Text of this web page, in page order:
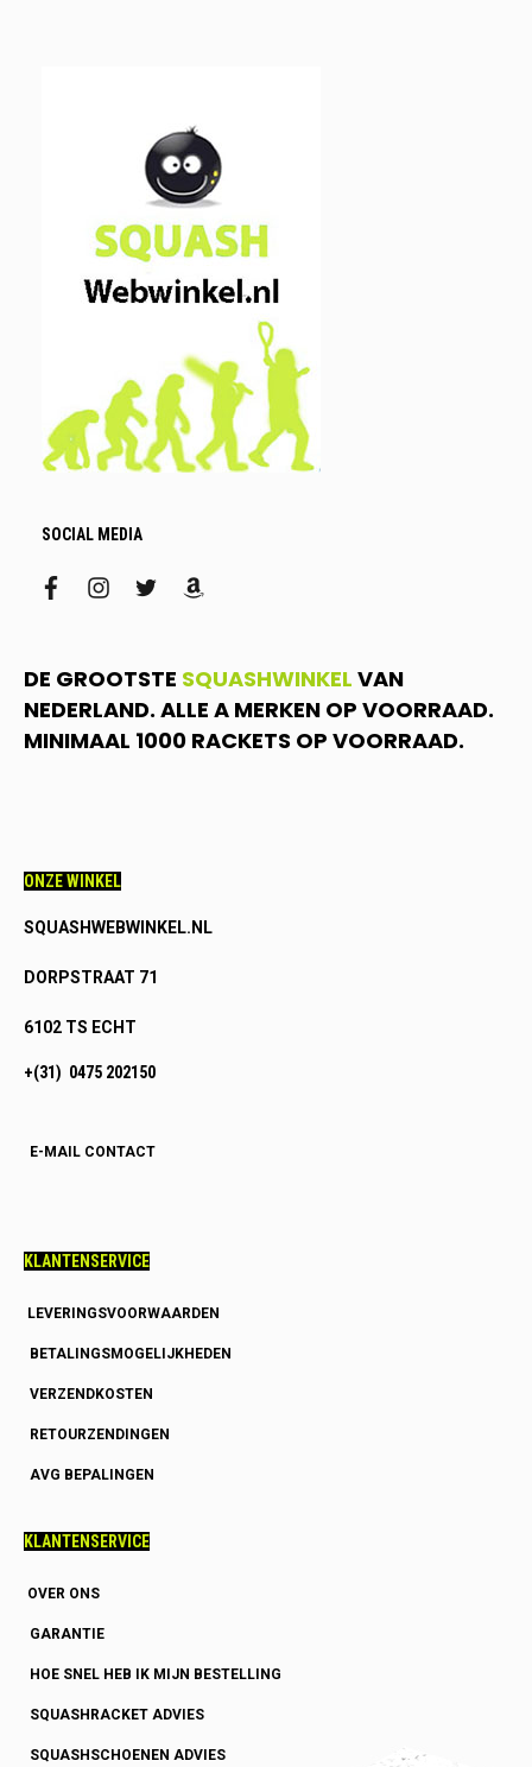
SOCIAL MEDIA
facebookinstagram
twitteramazon
DE GROOTSTE SQUASHWINKEL VAN
NEDERLAND. ALLE A MERKEN OP VOORRAAD.
MINIMAAL 1000 RACKETS OP VOORRAAD.
ONZE WINKEL
SQUASHWEBWINKEL.NL
DORPSTRAAT 71
6102 TS ECHT
+(31) 0475 202150
E-MAIL CONTACT
KLANTENSERVICE
LEVERINGSVOORWAARDEN
BETALINGSMOGELIJKHEDEN
VERZENDKOSTEN
RETOURZENDINGEN
AVG BEPALINGEN
KLANTENSERVICE
OVER ONS
GARANTIE
HOE SNEL HEB IK MIJN BESTELLING
SQUASHRACKET ADVIES
SQUASHSCHOENEN ADVIES